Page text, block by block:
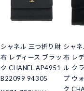
シャネル 三つ折り財
布 レディース ブラッ
ク CHANEL AP4951
B22099 94305
シャ
布 レ
ル ク
プ ウ
ク